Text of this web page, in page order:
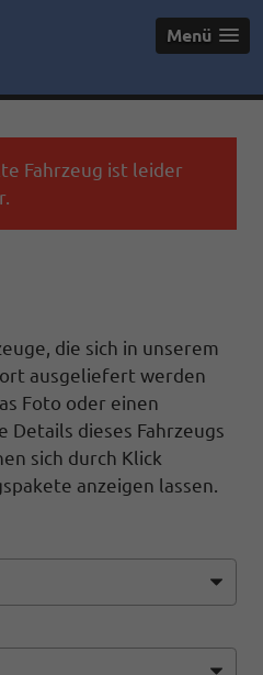
Menü
Fahrzeug ist leider
die sich in unserem
ausgeliefert werden
Foto oder einen
Details dieses Fahrzeugs
sich durch Klick
anzeigen lassen.